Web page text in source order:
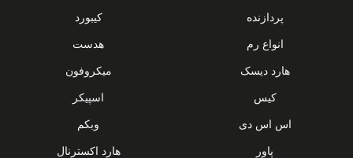
پردازنده
انواع رم
هارد دیسک
کیس
اس اس دی
پاور
کیبورد
هدست
میکروفون
اسپیکر
وبکم
هارد اکسترنال